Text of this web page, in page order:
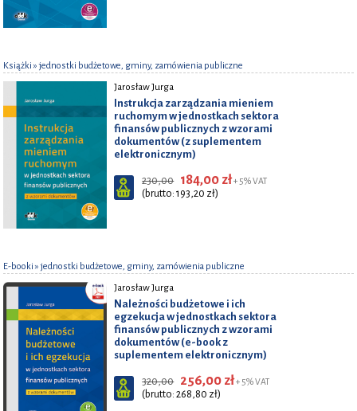
Książki» jednostki budżetowe, gminy, zamówienia publiczne
Jarosław Jurga
Instrukcja zarządzania mieniem
ruchomym w jednostkach sektora
finansów publicznych z wzorami
dokumentów (z suplementem
elektronicznym)
230,00 184,00 zł+ 5% VAT
(brutto: 193,20 zł)
E-booki» jednostki budżetowe, gminy, zamówienia publiczne
Jarosław Jurga
Należności budżetowe i ich
egzekucja w jednostkach sektora
finansów publicznych z wzorami
dokumentów (e-book z
suplementem elektronicznym)
320,00 256,00 zł+ 5% VAT
(brutto: 268,80 zł)